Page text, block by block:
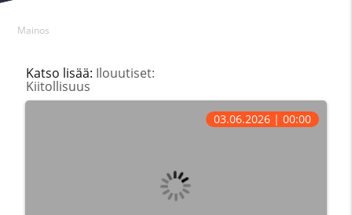
Mainos
Katso lisää: Ilouutiset:
Kiitollisuus
03.06.2026 | 00:00